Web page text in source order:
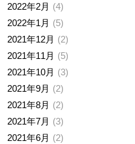
2022年2月
4
2022年1月
5
2021年12月
2
2021年11月
5
2021年10月
3
2021年9月
2
2021年8月
2
2021年7月
3
2021年6月
2